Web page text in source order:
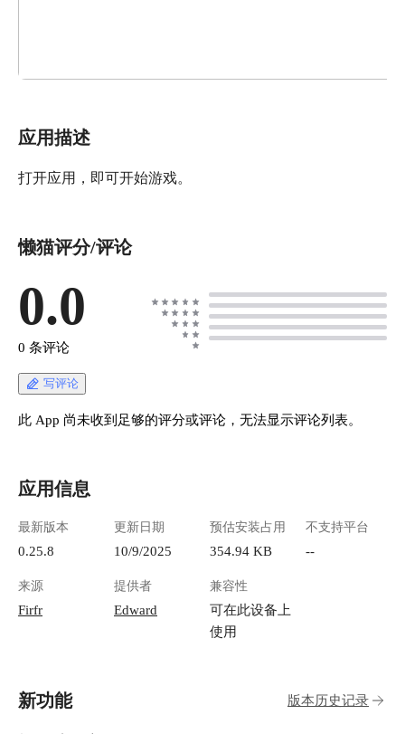
应用描述
打开应用，即可开始游戏。
懒猫评分/评论
0.0
0 条评论
写评论
此 App 尚未收到足够的评分或评论，无法显示评论列表。
应用信息
最新版本
0.25.8
更新日期
10/9/2025
预估安装占用
354.94 KB
不支持平台
--
来源
Firfr
提供者
Edward
兼容性
可在此设备上
使用
新功能 版本历史记录